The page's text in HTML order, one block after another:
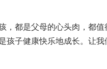
都是父母的心头肉，都值
孩子健康快乐地成长。让